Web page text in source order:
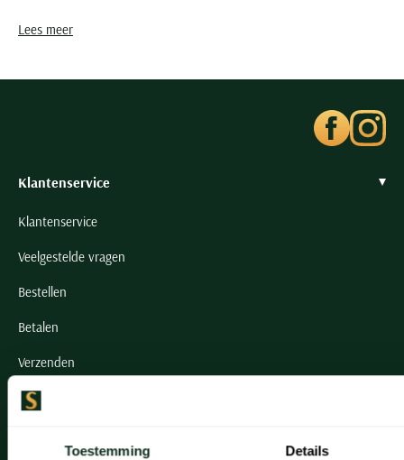
Toestemming Details
Lees meer
Klantenservice
Klantenservice
Veelgestelde vragen
Bestellen
Betalen
Verzenden
Retourneren